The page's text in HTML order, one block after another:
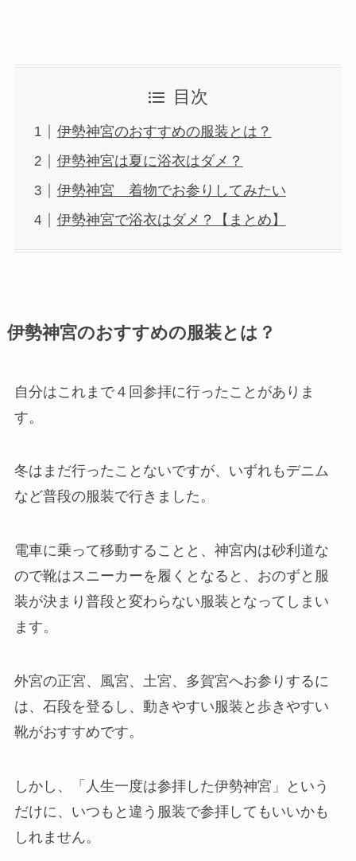
目次
伊勢神宮のおすすめの服装とは？
伊勢神宮は夏に浴衣はダメ？
伊勢神宮 着物でお参りしてみたい
伊勢神宮で浴衣はダメ？【まとめ】
伊勢神宮のおすすめの服装とは？
自分はこれまで４回参拝に行ったことがありま
す。
冬はまだ行ったことないですが、いずれもデニム
など普段の服装で行きました。
電車に乗って移動することと、神宮内は砂利道な
ので靴はスニーカーを履くとなると、おのずと服
装が決まり普段と変わらない服装となってしまい
ます。
外宮の正宮、風宮、土宮、多賀宮へお参りするに
は、石段を登るし、動きやすい服装と歩きやすい
靴がおすすめです。
しかし、「人生一度は参拝した伊勢神宮」という
だけに、いつもと違う服装で参拝してもいいかも
しれません。